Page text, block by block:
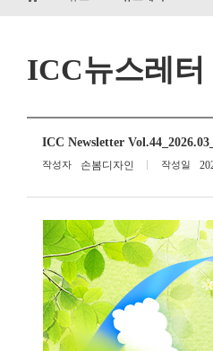
ICC뉴스레터
ICC Newsletter
작성자 손봄디자인 작성일